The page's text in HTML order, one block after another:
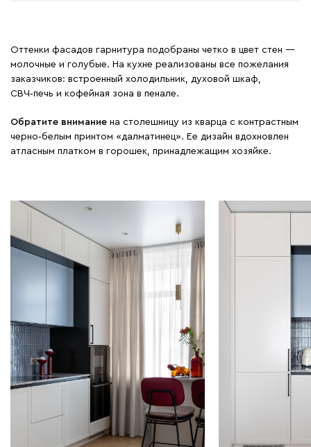
Оттенки фасадов гарнитура подобраны четко в цвет стен —
молочные и голубые. На кухне реализованы все пожелания
заказчиков: встроенный холодильник, духовой шкаф,
СВЧ‑печь и кофейная зона в пенале.
Обратите внимание на столешницу из кварца с контрастным
черно‑белым принтом «далматинец». Ее дизайн вдохновлен
атласным платком в горошек, принадлежащим хозяйке.